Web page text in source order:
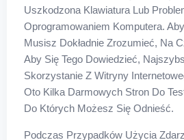
Uszkodzona Klawiatura Lub
Oprogramowaniem Komputera.
Musisz Dokładnie Zrozumieć, Na
Aby Się Tego Dowiedzieć,
Skorzystanie Z Witryny
Oto Kilka Darmowych Stron Do
Do Których Możesz Się Odnieść.
Podczas Przypadków Użycia